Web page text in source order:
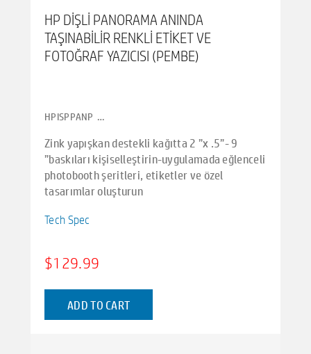
HP DIŞLI PANORAMA ANINDA
TAŞINABILIR RENKLI ETIKET VE
FOTOĞRAF YAZICISI (PEMBE)
HPISPPANP_HP
Zink yapışkan destekli kağıtta 2 ”x .5”- 9
”baskıları kişiselleştirin-uygulamada eğlenceli
photobooth şeritleri, etiketler ve özel
tasarımlar oluşturun
Fotoğrafınızı kişiselleştirin ve kreasyonları hp
sprocket panorama fotoğraf ve etiket yazıcısı ile
etiketleyin. Bu bire bir yazıcı, en sevdiğiniz
fotoğraf projelerinizi, etiketlerinizi, photobooth
şeritlerinizi ve daha fazlasını 0,5 ”ila 9”
uzunluğunda 2 ”genişliğinde yapışkan destekli
kağıda anında yazdırmanızı sağlar!
Tech Spec
$129.99
ADD TO CART